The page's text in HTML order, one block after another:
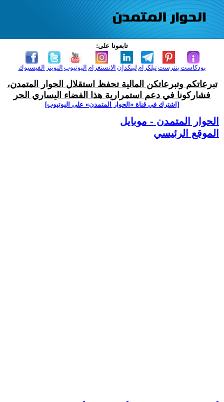
تابعونا على:
الفيسبوك التويتر اليوتيوب الانستغرام لينكدإن تيلكرامبنترست بودكاست
تبرعاتكم وتبرعاتكن المالية تحفظ استقلال الحوار المتمدن،
فشاركونا في دعم استمرارية هذا الفضاء اليساري الحر
[اشترك في قناة ‫«الحوار المتمدن» على اليوتيوب]
الحوار المتمدن - موبايل
الموقع الرئيسي